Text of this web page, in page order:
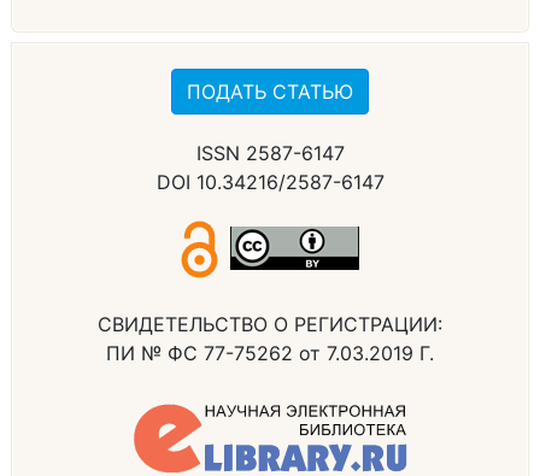
ПОДАТЬ СТАТЬЮ
ISSN 2587-6147
DOI 10.34216/2587-6147
СВИДЕТЕЛЬСТВО О РЕГИСТРАЦИИ:
ПИ № ФС 77-75262 от 7.03.2019 Г.